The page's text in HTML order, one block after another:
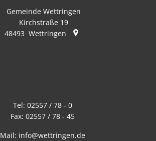
Gemeinde Wettringen
Kirchstraße 19
48493 Wettringen
Tel: 02557 / 78 - 0
Fax: 02557 / 78 - 45
Mail: info@wettringen.de